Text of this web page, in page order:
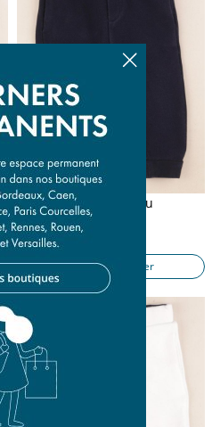
pantalon bleu
12 mois
Ajouter au panier